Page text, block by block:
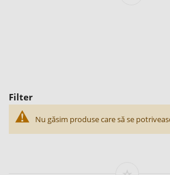
Filter
Nu găsim produse care să se